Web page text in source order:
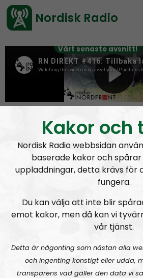
Vårt senaste avsnitt!
Nordisk Radio
Ansvarig utgivare:Vera
Kakor och
Nordisk Radio webbsidan
baserade kakor och
uppladdningar, detta krävs för
fungera.
Du kan välja att inte blir
emot kakor, men då kan vi
vår tjänst.
Detta är någonting som nästan alla
och ingenting konstigt eller udda,
transparens vad gäller den data vi